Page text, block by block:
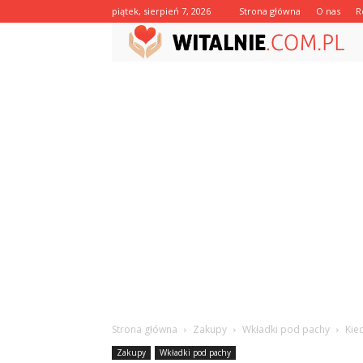
piątek, sierpień 7, 2026 Strona główna O nas
Strona główna Zakupy Wkładki pod pachy
Zakupy Wkładki pod pachy